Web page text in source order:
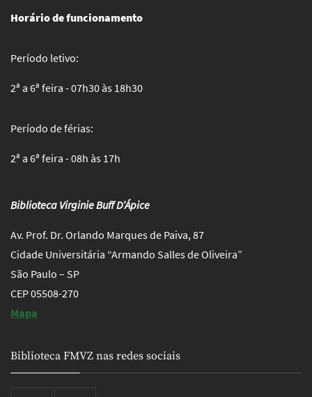
Horário de funcionamento
Período letivo:
2ª a 6ª feira - 07h30 às 18h30
Período de férias:
2ª a 6ª feira - 08h às 17h
Biblioteca Virginie Buff D’Ápice
Av. Prof. Dr. Orlando Marques de Paiva, 87
Cidade Universitária “Armando Salles de Oliveira”
São Paulo – SP
CEP 05508-270
Mapa
Biblioteca FMVZ nas redes sociais